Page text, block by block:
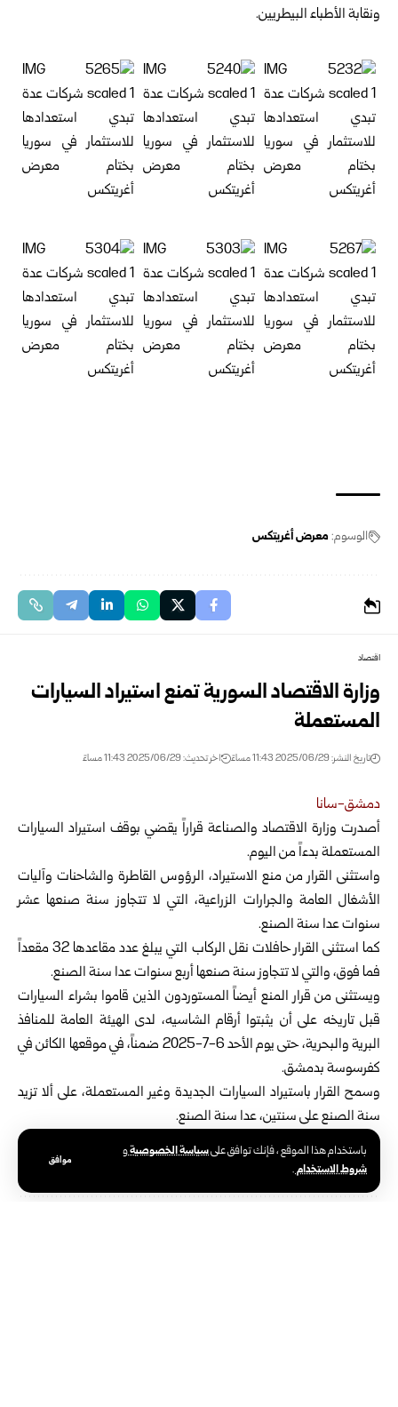
باستخدام هذا الموقع ، فإنك توافق علىسياسة الخصوصيةو
شروط الاستخدام.
موافق
ونقابة الأطباء البيطريين.
الوسوم: معرض أغريتكس
اقتصاد
وزارة الاقتصاد السورية تمنع استيراد السيارات
المستعملة
تاريخ النشر: 2025/06/29 11:43 مساءً اخر تحديث: 2025/06/29 11:43 مساءً
دمشق-سانا
أصدرت وزارة الاقتصاد والصناعة قراراً يقضي بوقف استيراد السيارات
المستعملة بدءاً من اليوم.
واستثنى القرار من منع الاستيراد، الرؤوس القاطرة والشاحنات وآليات
الأشغال العامة والجرارات الزراعية، التي لا تتجاوز سنة صنعها عشر
سنوات عدا سنة الصنع.
كما استثنى القرار حافلات نقل الركاب التي يبلغ عدد مقاعدها 32 مقعداً
فما فوق، والتي لا تتجاوز سنة صنعها أربع سنوات عدا سنة الصنع.
ويستثنى من قرار المنع أيضاً المستوردون الذين قاموا بشراء السيارات
قبل تاريخه على أن يثبتوا أرقام الشاسيه، لدى الهيئة العامة للمنافذ
البرية والبحرية، حتى يوم الأحد 6-7-2025 ضمناً، في موقعها الكائن في
كفرسوسة بدمشق.
وسمح القرار باستيراد السيارات الجديدة وغير المستعملة، على ألا تزيد
سنة الصنع على سنتين، عدا سنة الصنع.